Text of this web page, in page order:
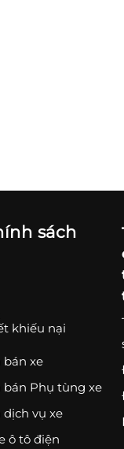
sách
khiếu nại
xe
Phụ tùng xe
vụ xe
ô tô điện